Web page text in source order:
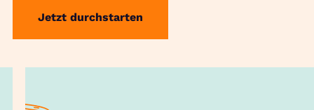
Jetzt durchstarten